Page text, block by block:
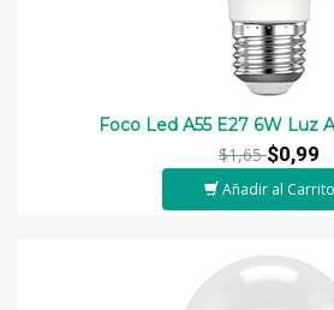
Foco Led A55 E27 6W Luz
$1,65$0,99
Añadir al Carrito